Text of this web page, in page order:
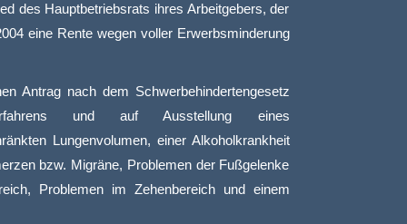
des Hauptbetriebsrats ihres Arbeitgebers, der
eine Rente wegen voller Erwerbsminderung
Antrag nach dem Schwerbehindertengesetz
und auf Ausstellung eines
Lungenvolumen, einer Alkoholkrankheit
bzw. Migräne, Problemen der Fußgelenke
Problemen im Zehenbereich und einem